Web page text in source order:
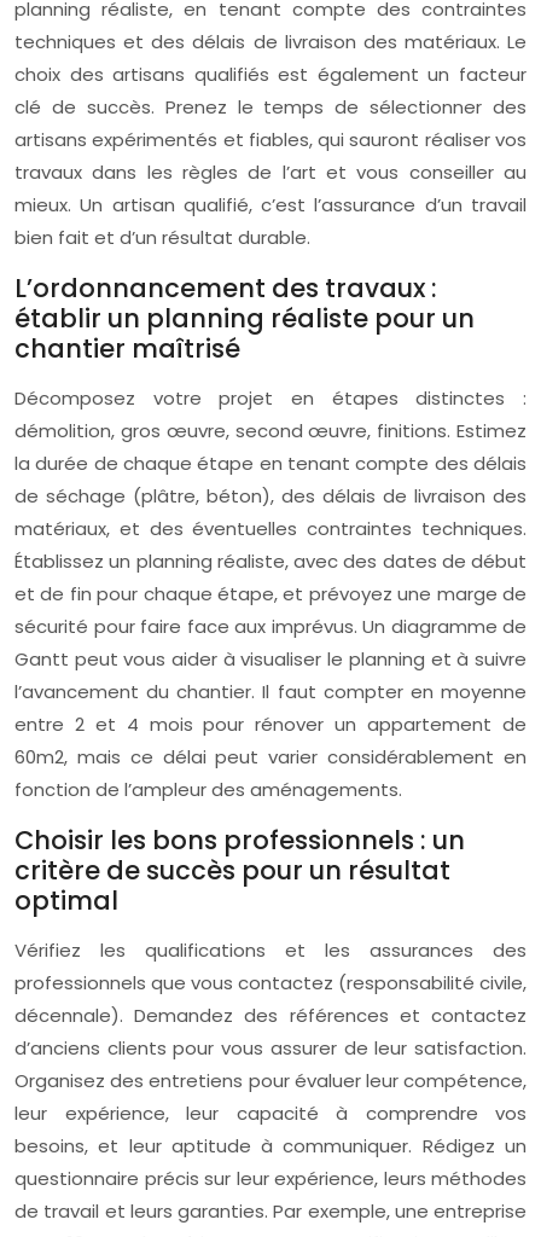
planning réaliste, en tenant compte des contraintes
techniques et des délais de livraison des matériaux. Le
choix des artisans qualifiés est également un facteur
clé de succès. Prenez le temps de sélectionner des
artisans expérimentés et fiables, qui sauront réaliser vos
travaux dans les règles de l’art et vous conseiller au
mieux. Un artisan qualifié, c’est l’assurance d’un travail
bien fait et d’un résultat durable.
L’ordonnancement des travaux :
établir un planning réaliste pour un
chantier maîtrisé
Décomposez votre projet en étapes distinctes :
démolition, gros œuvre, second œuvre, finitions. Estimez
la durée de chaque étape en tenant compte des délais
de séchage (plâtre, béton), des délais de livraison des
matériaux, et des éventuelles contraintes techniques.
Établissez un planning réaliste, avec des dates de début
et de fin pour chaque étape, et prévoyez une marge de
sécurité pour faire face aux imprévus. Un diagramme de
Gantt peut vous aider à visualiser le planning et à suivre
l’avancement du chantier. Il faut compter en moyenne
entre 2 et 4 mois pour rénover un appartement de
60m2, mais ce délai peut varier considérablement en
fonction de l’ampleur des aménagements.
Choisir les bons professionnels : un
critère de succès pour un résultat
optimal
Vérifiez les qualifications et les assurances des
professionnels que vous contactez (responsabilité civile,
décennale). Demandez des références et contactez
d’anciens clients pour vous assurer de leur satisfaction.
Organisez des entretiens pour évaluer leur compétence,
leur expérience, leur capacité à comprendre vos
besoins, et leur aptitude à communiquer. Rédigez un
questionnaire précis sur leur expérience, leurs méthodes
de travail et leurs garanties. Par exemple, une entreprise